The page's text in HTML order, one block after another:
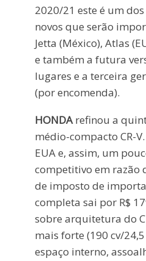
2020/21 este é um
novos que serão
Jetta (México), Atlas
e também a futura
lugares e a terceira
(por encomenda).
HONDArefinou a
médio-compacto CR-
EUA e, assim, um
competitivo em razão
de imposto de
completa sai por R$
sobre arquitetura do
mais forte (190 cv/
espaço interno,